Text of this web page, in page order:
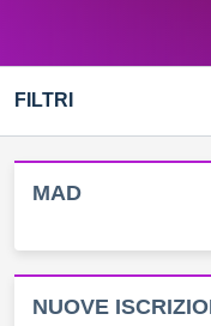
FILTRI
MAD
NUOVE